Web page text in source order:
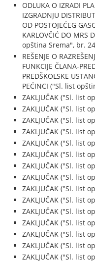
ODLUKA O IZRADI
IZGRADNJU
OD POSTOJEĆEG
KARLOVČIĆ DO MRS
opština Srema", br.
REŠENJE O
FUNKCIJE ČLANA-
PREDŠKOLSKE
PEĆINCI ("Sl. list
ZAKLJUČAK ("Sl. list
ZAKLJUČAK ("Sl. list
ZAKLJUČAK ("Sl. list
ZAKLJUČAK ("Sl. list
ZAKLJUČAK ("Sl. list
ZAKLJUČAK ("Sl. list
ZAKLJUČAK ("Sl. list
ZAKLJUČAK ("Sl. list
ZAKLJUČAK ("Sl. list
ZAKLJUČAK ("Sl. list
ZAKLJUČAK ("Sl. list
ZAKLJUČAK ("Sl. list
ZAKLJUČAK ("Sl. list
ZAKLJUČAK ("Sl. list
ZAKLJUČAK ("Sl. list